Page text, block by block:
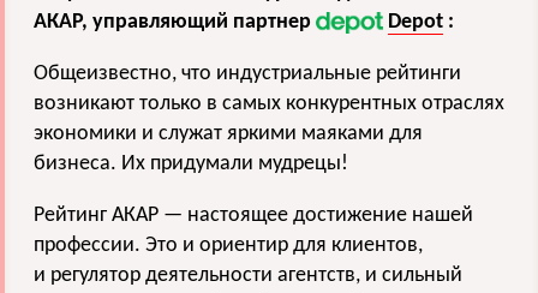
АКАР, управляющий партнер
Depot :
Общеизвестно, что индустриальные рейтинги
возникают только в самых конкурентных отраслях
экономики и служат яркими маяками для
бизнеса. Их придумали мудрецы!
Рейтинг АКАР — настоящее достижение нашей
профессии. Это и ориентир для клиентов,
и регулятор деятельности агентств, и сильный